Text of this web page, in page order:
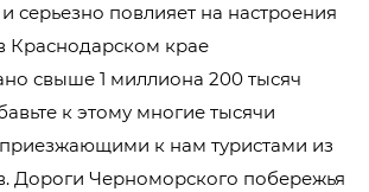
серьезно повлияет на настроения
Краснодарском крае
свыше 1 миллиона 200 тысяч
к этому многие тысячи
к нам туристами из
Дороги Черноморского побережья